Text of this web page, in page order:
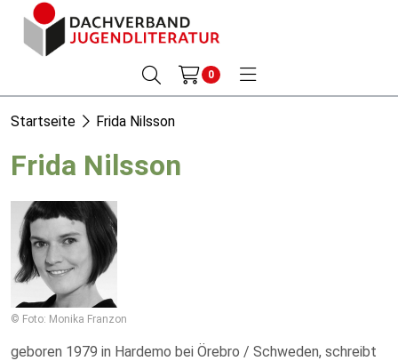
0
Startseite Frida Nilsson
Frida Nilsson
© Foto: Monika Franzon
geboren 1979 in Hardemo bei Örebro / Schweden, schreibt